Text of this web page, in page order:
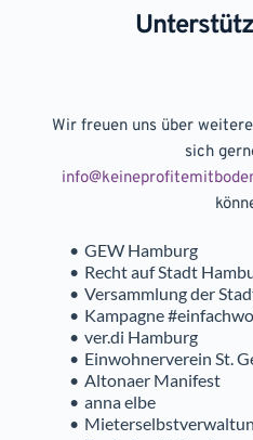
Wir freuen uns über
GEW Hamburg
Recht auf Stadt
Versammlung der
Kampagne
ver.di Hamburg
Einwohnerverein St.
Altonaer Manifest
anna elbe